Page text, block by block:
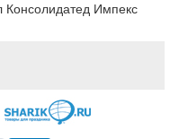
Консолидатед Импекс